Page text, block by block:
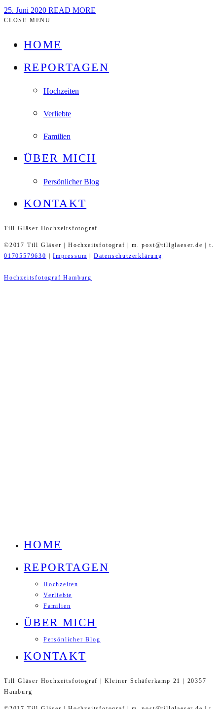
25. Juni 2020 READ MORE
CLOSE MENU
HOME
REPORTAGEN
Hochzeiten
Verliebte
Familien
ÜBER MICH
Persönlicher Blog
KONTAKT
Till Gläser Hochzeitsfotograf
©2017 Till Gläser | Hochzeitsfotograf | m. post@tillglaeser.de | t.
01705579630
|Impressum Datenschutzerklärung
Hochzeitsfotograf Hamburg
HOME
REPORTAGEN
Hochzeiten
Verliebte
Familien
ÜBER MICH
Persönlicher Blog
KONTAKT
Till Gläser Hochzeitsfotograf | Kleiner Schäferkamp 21 | 20357
Hamburg